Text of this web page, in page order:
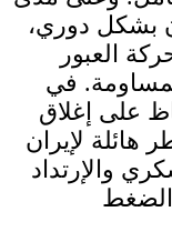
بشكل دوري،
العبور
في
على إغلاق
لإيران
والإرتداد
الضغط